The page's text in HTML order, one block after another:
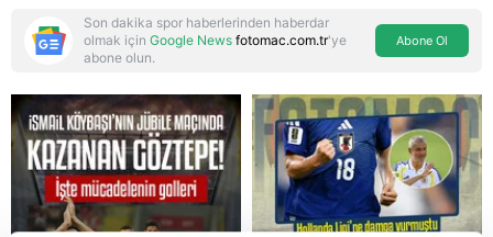
Reddet
Son dakika spor haberlerinden haberdar
olmak için Google News fotomac.com.tr'ye
abone olun.
Abone Ol